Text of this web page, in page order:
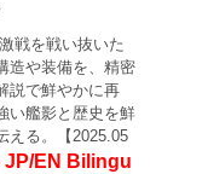
激戦を戦い抜いた
造や装備を、精密
説で鮮やかに再
い艦影と歴史を鮮
える。【2025.05
JP/EN Bilingu